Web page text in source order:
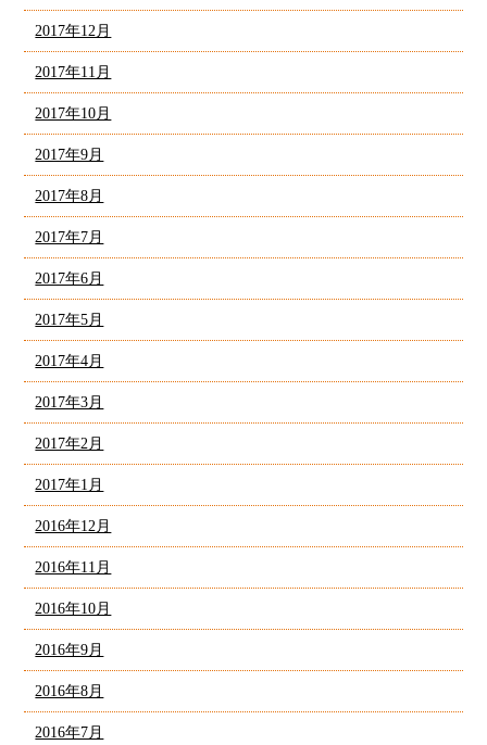
2017年12月
2017年11月
2017年10月
2017年9月
2017年8月
2017年7月
2017年6月
2017年5月
2017年4月
2017年3月
2017年2月
2017年1月
2016年12月
2016年11月
2016年10月
2016年9月
2016年8月
2016年7月